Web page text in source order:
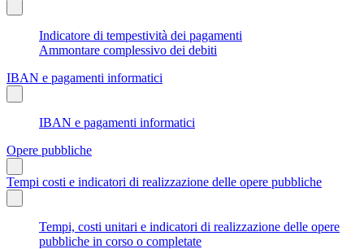
Indicatore di tempestività dei pagamenti
Ammontare complessivo dei debiti
IBAN e pagamenti informatici
IBAN e pagamenti informatici
Opere pubbliche
Tempi costi e indicatori di realizzazione delle opere pubbliche
Tempi, costi unitari e indicatori di realizzazione delle opere
pubbliche in corso o completate